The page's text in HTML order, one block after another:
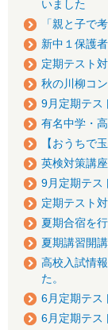
いました
「親と子で
新中１保護
定期テスト
秋の川柳コ
9月定期テス
有名中学・
【おうちで
英検対策講
9月定期テス
定期テスト
夏期合宿を
夏期講習開
高校入試情
た。
6月定期テス
6月定期テス